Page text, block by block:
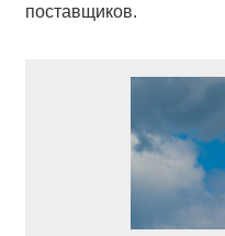
поставщиков.